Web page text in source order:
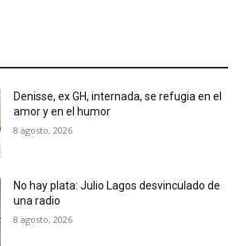
Denisse, ex GH, internada, se refugia en el
amor y en el humor
8 agosto, 2026
No hay plata: Julio Lagos desvinculado de
una radio
8 agosto, 2026